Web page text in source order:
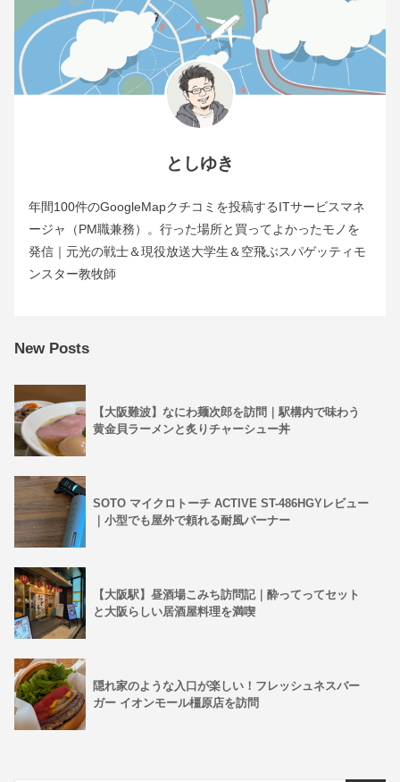
としゆき
年間100件のGoogleMapクチコミを投稿するITサービスマネ
ージャ（PM職兼務）。行った場所と買ってよかったモノを
発信｜元光の戦士＆現役放送大学生＆空飛ぶスパゲッティモ
ンスター教牧師
New Posts
【大阪難波】なにわ麺次郎を訪問｜駅構内で味わう
黄金貝ラーメンと炙りチャーシュー丼
SOTO マイクロトーチ ACTIVE ST-486HGYレビュー
｜小型でも屋外で頼れる耐風バーナー
【大阪駅】昼酒場こみち訪問記｜酔ってってセット
と大阪らしい居酒屋料理を満喫
隠れ家のような入口が楽しい！フレッシュネスバー
ガー イオンモール橿原店を訪問